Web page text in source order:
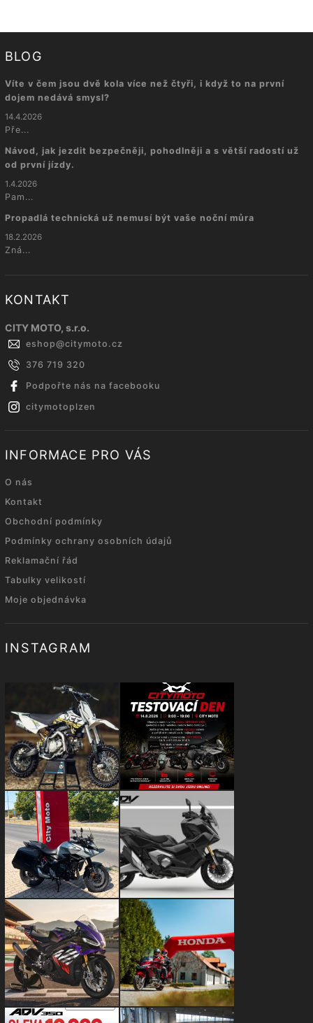
BLOG
Víte v čem jsou dvě kola více než čtyři, i když to na první
dojem nedává smysl?
14.4.2026
Pře...
Návod, jak jezdit bezpečněji, pohodlněji a s větší radostí už
od první jízdy.
1.4.2026
Pam...
Propadlá technická už nemusí být vaše noční můra
18.2.2026
Zná...
KONTAKT
CITY MOTO, s.r.o.
eshop@citymoto.cz
376 719 320
Podpořte nás na facebooku
citymotoplzen
INFORMACE PRO VÁS
O nás
Kontakt
Obchodní podmínky
Podmínky ochrany osobních údajů
Reklamační řád
Tabulky velikostí
Moje objednávka
INSTAGRAM